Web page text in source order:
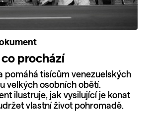
prochází
pomáhá tisícům venezuelských
velkých osobních obětí.
ilustruje, jak vysilující je konat
vlastní život pohromadě.